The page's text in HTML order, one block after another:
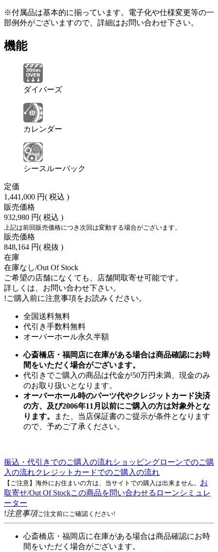
※付属品は基本的に揃っています。電子化や仕様変更等の一
部例外がございますので、詳細はお問い合わせ下さい。
機能
ダイバーズ
カレンダー
シースルーバック
定価
1,441,000 円( 税込 )
販売価格
932,980 円( 税込 )
上記は前回販売価格につき次回は変動する場合がございます。
販売価格
848,164 円( 税抜 )
在庫
在庫なし/Out Of Stock
ご希望の店舗になくても、店舗間取寄せ可能です。
詳しくは、お問い合わせ下さい。
!ご購入前に注意事項をお読みください。
全国送料無料
代引き手数料無料
オーバーホール永久半額
心斎橋店・福岡店に在庫がある場合は商品確認にお時
間をいただく場合がございます。
代引きでご購入の商品は代金が50万円未満、現金のみ
のお取り扱いとなります。
オーバーホール時のパーツ代やクレジットカード決済
の方、及び2006年11月以前にご購入の方は対象外とな
ります。
また、当店保証書のご提示が条件となります
ので、予めご了承ください。
振込・代引きでのご購入の流れショッピングローンでのご購
入の流れクレジットカードでのご購入の流れ
【ご注意】海外にお住まいの方は、当サイトでの購入は出来ません。 お
取寄せ/Out Of Stockこの商品を問い合わせる ローンシミュレ
ーター
!注意事項ご注文前にご確認ください!
心斎橋店・福岡店に在庫がある場合は商品確認にお時
間をいただく場合がございます。